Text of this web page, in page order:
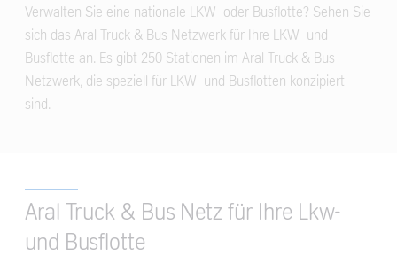
Verwalten Sie eine nationale LKW- oder Busflotte? Sehen Sie
sich das Aral Truck & Bus Netzwerk für Ihre LKW- und
Busflotte an. Es gibt 250 Stationen im Aral Truck & Bus
Netzwerk, die speziell für LKW- und Busflotten konzipiert
sind.
Aral Truck & Bus Netz für Ihre Lkw-
und Busflotte